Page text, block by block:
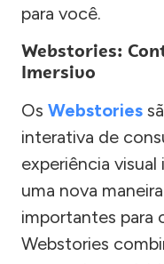
para você.
Webstories:
Imersivo
Os Webstories
interativa de
experiência
uma nova
importantes para
Webstories